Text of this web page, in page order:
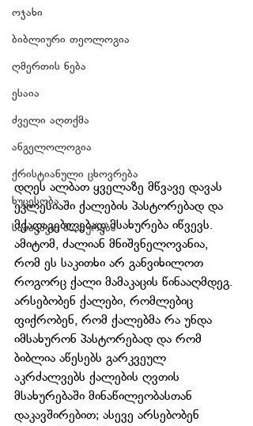
ოჯახი
ბიბლიური თეოლოგია
ღმერთის ნება
ესაია
ძველი აღთქმა
ანგელოლოგია
ქრისტიანული ცხოვრება
ხუცესობა
საბავშვო მსახურება
დღეს ალბათ ყველაზე მწვავე დავას
ეკლესიაში ქალების პასტორებად და
მქადაგებლებად მსახურება იწვევს.
ამიტომ, ძალიან მნიშვნელოვანია,
რომ ეს საკითხი არ განვიხილოთ
როგორც ქალი მამაკაცის წინააღმდეგ.
არსებობენ ქალები, რომლებიც
ფიქრობენ, რომ ქალებმა რა უნდა
იმსახურონ პასტორებად და რომ
ბიბლია აწესებს გარკვეულ
აკრძალვებს ქალების ღვთის
მსახურებაში მინაწილეობასთან
დაკავშირებით; ასევე არსებობენ